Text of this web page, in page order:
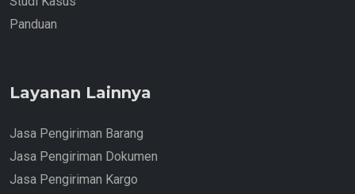
Panduan
Layanan Lainnya
Jasa Pengiriman Barang
Jasa Pengiriman Dokumen
Jasa Pengiriman Kargo